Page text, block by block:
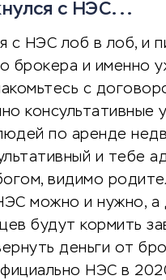
с НЭС...
с НЭС лоб в лоб, и
брокера и именно
с
консультативные
по аренде
и тебе
видимо
можно и нужно,
будут кормить
деньги от
НЭС в